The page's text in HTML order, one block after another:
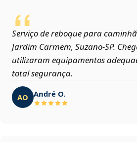
Serviço de reboque para
Jardim Carmem, Suzano‑SP.
utilizaram equipamentos
total segurança.
AO André O.